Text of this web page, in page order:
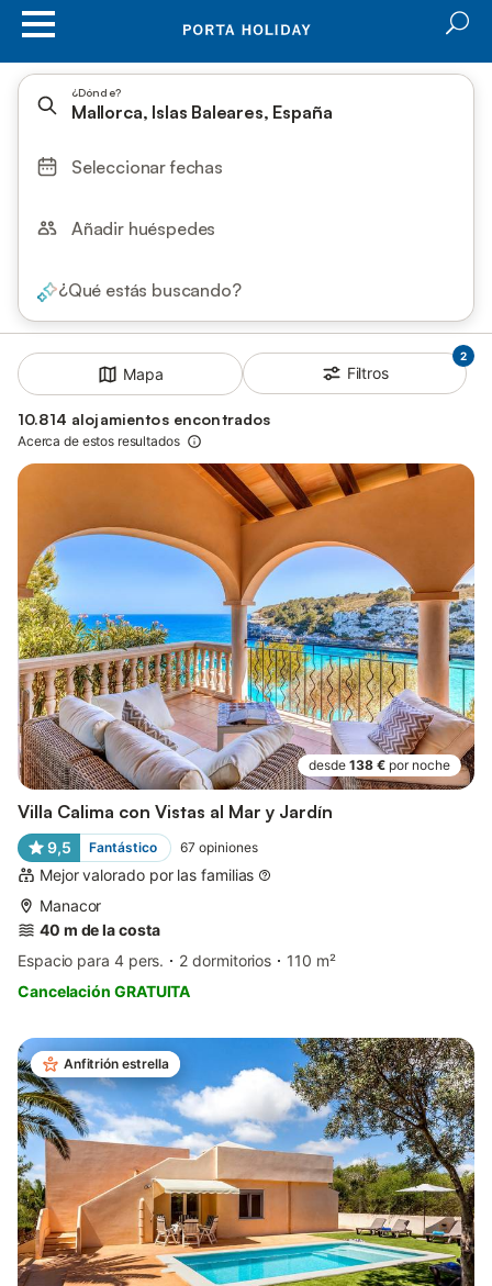
¿Dónde?
Mallorca, Islas Baleares, España
Seleccionar fechas
Añadir huéspedes
¿Qué estás buscando?
Mapa
2
Filtros
10.814 alojamientos encontrados
Acerca de estos resultados
desde 138 € por noche
Villa Calima con Vistas al Mar y Jardín
9,5 Fantástico 67 opiniones
Mejor valorado por las familias
Manacor
40 m de la costa
Espacio para 4 pers.
2 dormitorios
110 m²
Cancelación GRATUITA
Anfitrión estrella